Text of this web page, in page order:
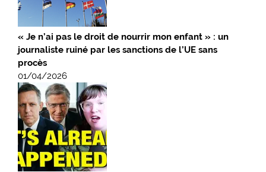
« Je n’ai pas le droit de nourrir mon enfant » : un
journaliste ruiné par les sanctions de l’UE sans
procès
01/04/2026